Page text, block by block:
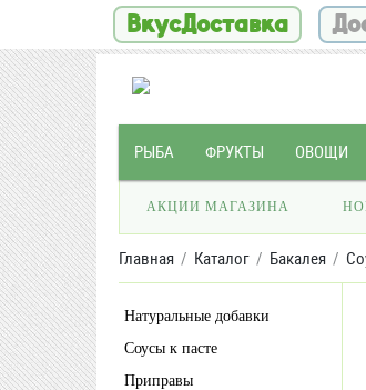
ВкусДоставка
РЫБА ФРУКТЫ ОВОЩИ
АКЦИИ МАГАЗИНА
Главная Каталог Бакалея
Натуральные добавки
Соусы к пасте
Приправы